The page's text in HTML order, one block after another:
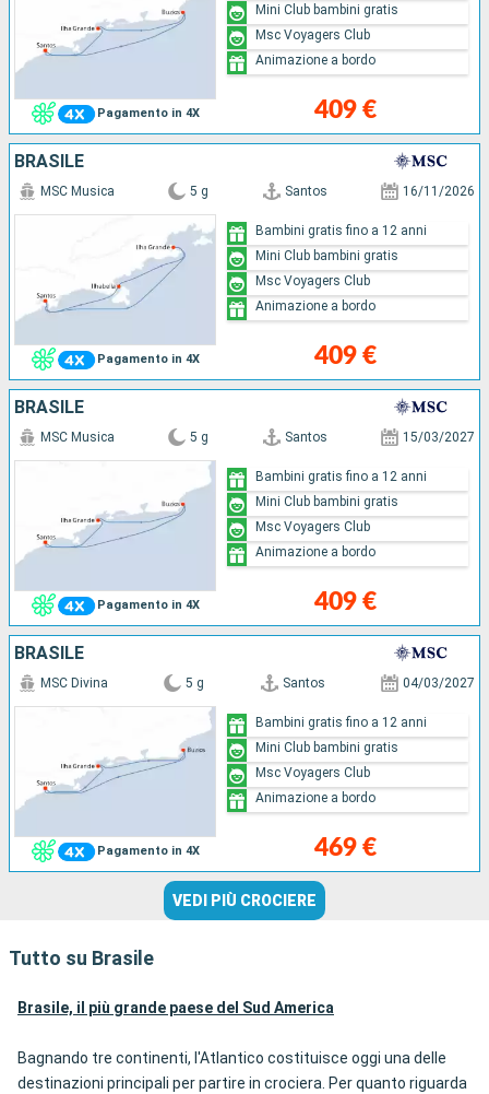
Pagamento in 4X 409 €
Mini Club bambini gratis
Msc Voyagers Club
Animazione a bordo
BRASILE
Pagamento in 4X
MSC Musica 5 g Santos 16/11/2026
409 €
Bambini gratis fino a 12 anni
Mini Club bambini gratis
Msc Voyagers Club
Animazione a bordo
BRASILE
Pagamento in 4X
MSC Musica 5 g Santos 15/03/2027
409 €
Bambini gratis fino a 12 anni
Mini Club bambini gratis
Msc Voyagers Club
Animazione a bordo
BRASILE
Pagamento in 4X
MSC Divina 5 g Santos 04/03/2027
469 €
Bambini gratis fino a 12 anni
Mini Club bambini gratis
Msc Voyagers Club
Animazione a bordo
VEDI PIÙ CROCIERE
Tutto su Brasile
Brasile, il più grande paese del Sud America
Bagnando tre continenti, l'Atlantico costituisce oggi una delle
destinazioni principali per partire in crociera. Per quanto riguarda